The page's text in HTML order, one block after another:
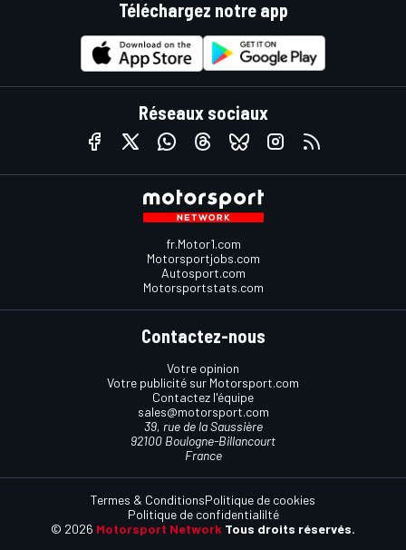
Téléchargez notre app
Réseaux sociaux
fr.Motor1.com
Motorsportjobs.com
Autosport.com
Motorsportstats.com
Contactez-nous
Votre opinion
Votre publicité sur Motorsport.com
Contactez l'équipe
sales@motorsport.com
39, rue de la Saussière
92100 Boulogne-Billancourt
France
© 2026 Motorsport Network Tous droits réservés.
Termes & ConditionsPolitique de cookies
Politique de confidentialilté